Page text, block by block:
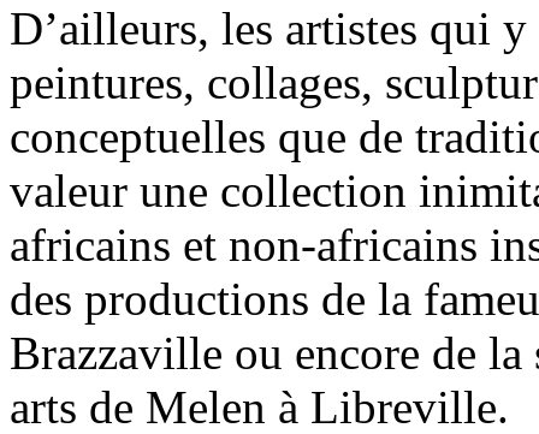
D’ailleurs, les artistes qui
peintures, collages,
conceptuelles que de
valeur une collection
africains et non-africains
des productions de la
Brazzaville ou encore de
arts de Melen à Libreville.